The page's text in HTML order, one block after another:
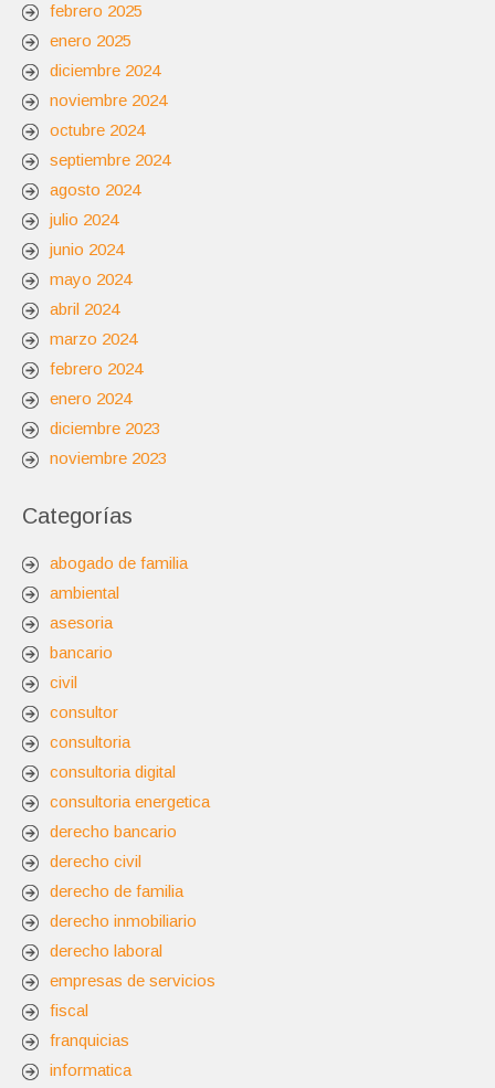
febrero 2025
enero 2025
diciembre 2024
noviembre 2024
octubre 2024
septiembre 2024
agosto 2024
julio 2024
junio 2024
mayo 2024
abril 2024
marzo 2024
febrero 2024
enero 2024
diciembre 2023
noviembre 2023
Categorías
abogado de familia
ambiental
asesoria
bancario
civil
consultor
consultoria
consultoria digital
consultoria energetica
derecho bancario
derecho civil
derecho de familia
derecho inmobiliario
derecho laboral
empresas de servicios
fiscal
franquicias
informatica